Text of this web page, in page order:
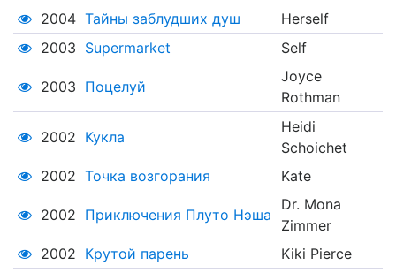
2004 Тайны заблудших душ
Herself
2003 Supermarket Self
2003 Поцелуй
Joyce
Rothman
2002 Кукла
Heidi
Schoichet
2002 Точка возгорания Kate
2002 Приключения Плуто Нэша
Dr. Mona
Zimmer
2002 Крутой парень Kiki Pierce